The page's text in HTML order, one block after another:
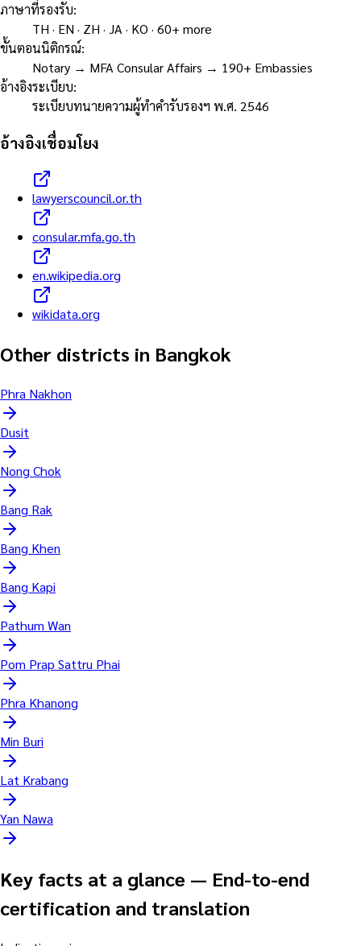
ภาษาที่รองรับ:
TH · EN · ZH · JA · KO · 60+ more
ขั้นตอนนิติกรณ์:
Notary → MFA Consular Affairs → 190+ Embassies
อ้างอิงระเบียบ:
ระเบียบทนายความผู้ทำคำรับรองฯ พ.ศ. 2546
อ้างอิงเชื่อมโยง
lawyerscouncil.or.th
consular.mfa.go.th
en.wikipedia.org
wikidata.org
Other districts in Bangkok
Phra Nakhon
Dusit
Nong Chok
Bang Rak
Bang Khen
Bang Kapi
Pathum Wan
Pom Prap Sattru Phai
Phra Khanong
Min Buri
Lat Krabang
Yan Nawa
Key facts at a glance — End-to-end
certification and translation